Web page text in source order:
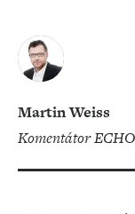
Martin Weiss
komentátor